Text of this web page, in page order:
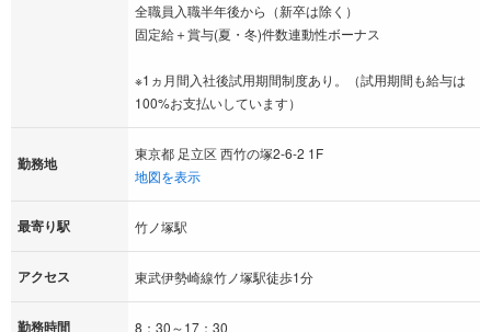
全職員入職半年後から（新卒は除く）
固定給＋賞与(夏・冬)件数連動性ボーナス
※1ヵ月間入社後試用期間制度あり。（試用期間も給与は
100%お支払いしています）
勤務地
東京都 足立区 西竹の塚2-6-2 1F
地図を表示
最寄り駅 竹ノ塚駅
アクセス 東武伊勢崎線竹ノ塚駅徒歩1分
勤務時間 8：30～17：30